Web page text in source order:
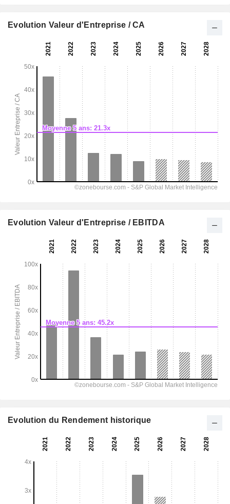
Evolution Valeur d'Entreprise / CA
Evolution Valeur d'Entreprise / EBITDA
Evolution du Rendement historique